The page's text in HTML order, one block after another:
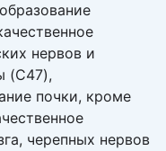
нервов и
(C47),
почки, кроме
черепных нервов